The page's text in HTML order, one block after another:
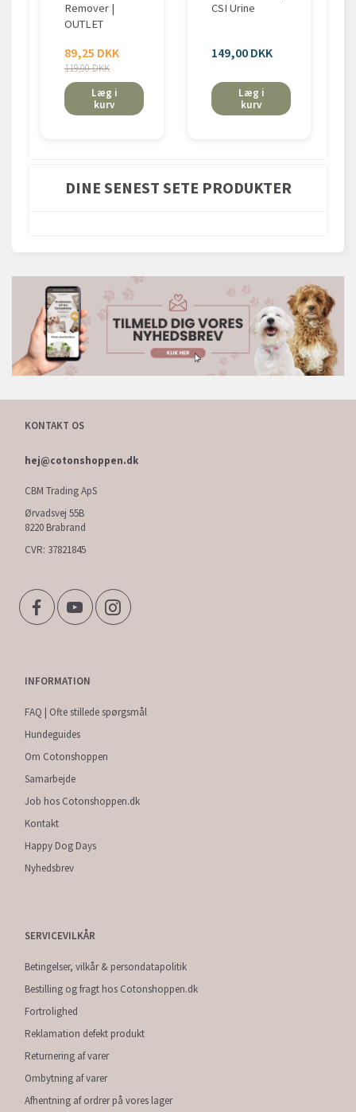
Remover |
OUTLET
89,25 DKK
119,00 DKK
Læg i
kurv
CSI Urine
149,00 DKK
Læg i
kurv
DINE SENEST SETE PRODUKTER
KONTAKT OS
hej@cotonshoppen.dk
CBM Trading ApS
Ørvadsvej 55B
8220 Brabrand
CVR: 37821845
INFORMATION
FAQ | Ofte stillede spørgsmål
Hundeguides
Om Cotonshoppen
Samarbejde
Job hos Cotonshoppen.dk
Kontakt
Happy Dog Days
Nyhedsbrev
SERVICEVILKÅR
Betingelser, vilkår & persondatapolitik
Bestilling og fragt hos Cotonshoppen.dk
Fortrolighed
Reklamation defekt produkt
Returnering af varer
Ombytning af varer
Afhentning af ordrer på vores lager